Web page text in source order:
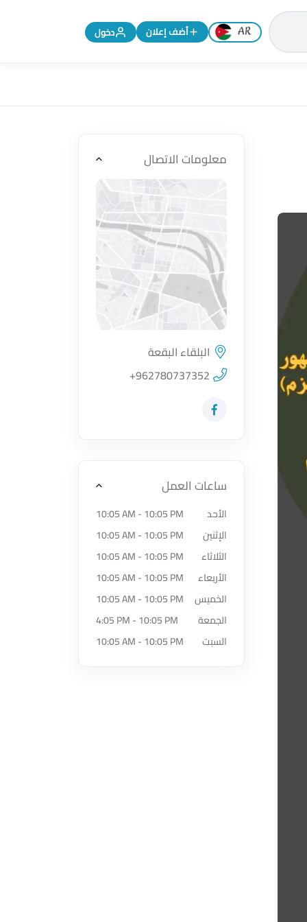
تغيير اللغة إلى الإنجليزية
أضف إعلان دخول
معلومات الاتصال
اضغط لتحميل الموقع
البلقاء البقعة
+962780737352
زيارة حساب المتجر على Facebook-f
ساعات العمل
الأحد
10:05 AM - 10:05 PM
الإثنين
10:05 AM - 10:05 PM
الثلاثاء
10:05 AM - 10:05 PM
الأربعاء
10:05 AM - 10:05 PM
الخميس
10:05 AM - 10:05 PM
الجمعة
4:05 PM - 10:05 PM
السبت
10:05 AM - 10:05 PM